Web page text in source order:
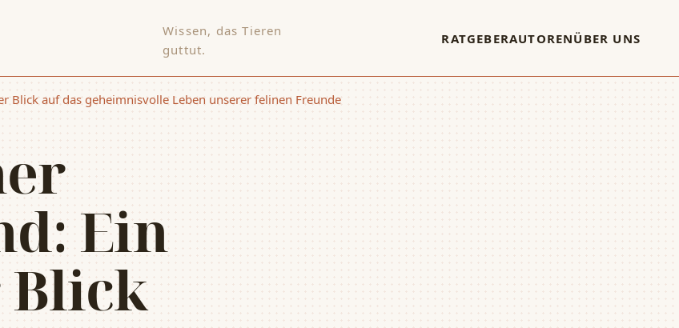
Wissen, das Tieren
guttut.
RATGEBERAUTORENÜBER UNS
Blick auf das geheimnisvolle Leben unserer felinen Freunde
Ein